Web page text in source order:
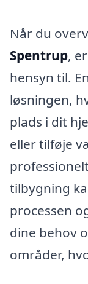
Når du
Spentrup,
hensyn til.
løsningen,
plads i dit
eller tilføje
tilbygning
processen
dine behov
områder,